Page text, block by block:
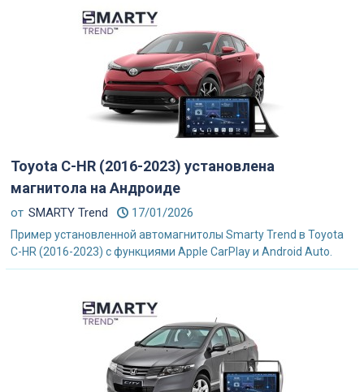
Toyota C-HR (2016-2023) установлена
магнитола на Андроиде
от SMARTY Trend 17/01/2026
Пример установленной автомагнитолы Smarty Trend в Toyota
C-HR (2016-2023) с функциями Apple CarPlay и Android Auto.